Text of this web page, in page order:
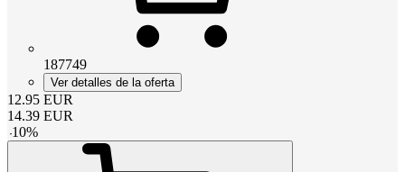
187749
Ver detalles de la oferta
12.95 EUR
14.39 EUR
-10%